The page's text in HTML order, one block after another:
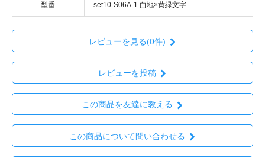
型番 set10-S06A-1 白地×黄緑文字
レビューを見る(0件)
レビューを投稿
この商品を友達に教える
この商品について問い合わせる